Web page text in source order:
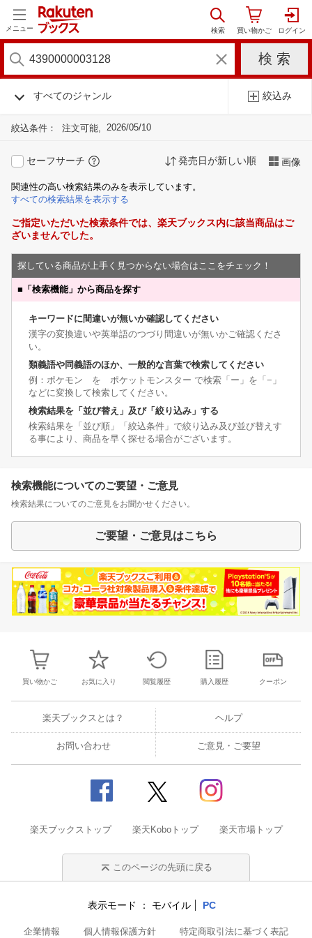
メニュー
すべてのジャンル 絞込み
絞込条件： 注文可能 2026/05/10
セーフサーチ 発売日が新しい順 画像
関連性の高い検索結果のみを表示しています。
すべての検索結果を表示する
ご指定いただいた検索条件では、楽天ブックス内に該当商品はご
ざいませんでした。
探している商品が上手く見つからない場合はここをチェック！
■ 「検索機能」から商品を探す
キーワードに間違いが無いか確認してください
漢字の変換違いや英単語のつづり間違いが無いかご確認くださ
い。
類義語や同義語のほか、一般的な言葉で検索してください
例：ポケモン を ポケットモンスター で検索「ー」を「−」
などに変換して検索してください。
検索結果を「並び替え」及び「絞り込み」する
検索結果を「並び順」「絞込条件」で絞り込み及び並び替えす
る事により、商品を早く探せる場合がございます。
検索機能についてのご要望・ご意見
検索結果についてのご意見をお聞かせください。
ご要望・ご意見はこちら
買い物かご お気に入り 閲覧履歴 購入履歴 クーポン
楽天ブックスとは？ ヘルプ
お問い合わせ ご意見・ご要望
楽天ブックストップ 楽天Koboトップ 楽天市場トップ
このページの先頭に戻る
表示モード モバイル PC
企業情報 個人情報保護方針 特定商取引法に基づく表記